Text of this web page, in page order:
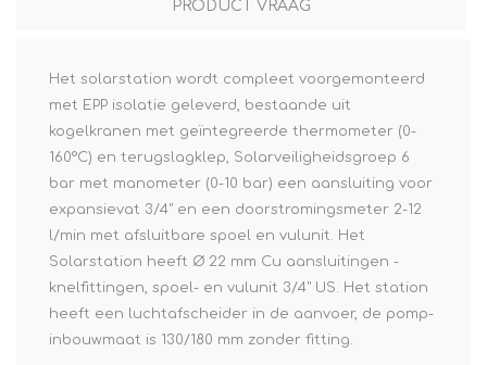
PRODUCT VRAAG
Het solarstation wordt compleet voorgemonteerd
met EPP isolatie geleverd, bestaande uit
kogelkranen met geïntegreerde thermometer (0-
160°C) en terugslagklep, Solarveiligheidsgroep 6
bar met manometer (0-10 bar) een aansluiting voor
expansievat 3/4" en een doorstromingsmeter 2-12
l/min met afsluitbare spoel en vulunit. Het
Solarstation heeft Ø 22 mm Cu aansluitingen -
knelfittingen, spoel- en vulunit 3/4" US. Het station
heeft een luchtafscheider in de aanvoer, de pomp-
inbouwmaat is 130/180 mm zonder fitting.